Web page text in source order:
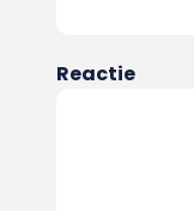
Reactie